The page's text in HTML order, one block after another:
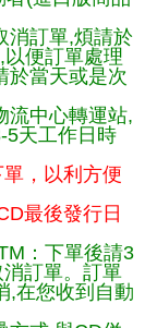
消訂單,煩請於
便訂單處理
於當天或是次
流中心轉運站,
5天工作日時
，以利方便
最後發行日
：下單後請3
訂單。訂單
,在您收到自動